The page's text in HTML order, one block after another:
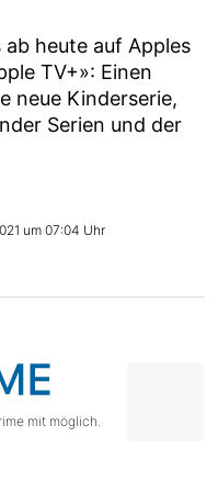
heute auf Apples
TV+»: Einen
neue Kinderserie,
Serien und der
um 07:04 Uhr
mit möglich.